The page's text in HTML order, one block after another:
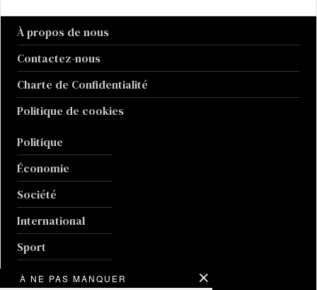
À propos de nous
Contactez-nous
Charte de Confidentialité
Politique de cookies
Politique
Économie
Société
International
Sport
Culture
À NE PAS MANQUER